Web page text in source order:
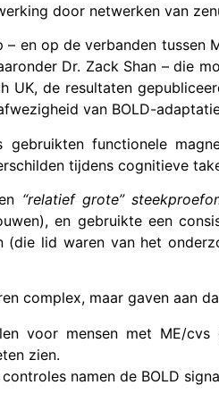
door netwerken van
– en op de verbanden tussen
Dr. Zack Shan – die
UK, de resultaten
van BOLD-
gebruikten functionele
tijdens cognitieve
“relatief grote”
en gebruikte een
(die lid waren van het
complex, maar gaven aan
voor mensen met ME/
zien.
namen de BOLD